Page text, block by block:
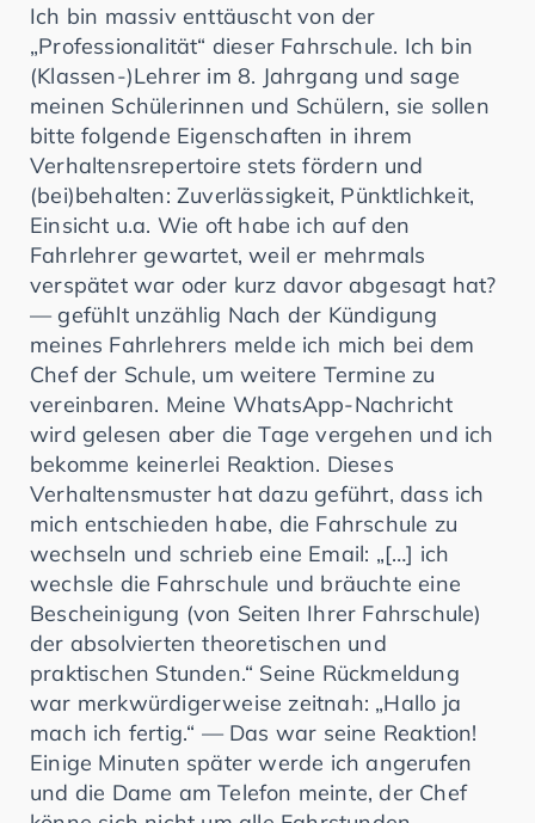
Ich bin massiv enttäuscht von der
„Professionalität“ dieser Fahrschule. Ich bin
(Klassen-)Lehrer im 8. Jahrgang und sage
meinen Schülerinnen und Schülern, sie sollen
bitte folgende Eigenschaften in ihrem
Verhaltensrepertoire stets fördern und
(bei)behalten: Zuverlässigkeit, Pünktlichkeit,
Einsicht u.a. Wie oft habe ich auf den
Fahrlehrer gewartet, weil er mehrmals
verspätet war oder kurz davor abgesagt hat?
— gefühlt unzählig Nach der Kündigung
meines Fahrlehrers melde ich mich bei dem
Chef der Schule, um weitere Termine zu
vereinbaren. Meine WhatsApp-Nachricht
wird gelesen aber die Tage vergehen und ich
bekomme keinerlei Reaktion. Dieses
Verhaltensmuster hat dazu geführt, dass ich
mich entschieden habe, die Fahrschule zu
wechseln und schrieb eine Email: „[…] ich
wechsle die Fahrschule und bräuchte eine
Bescheinigung (von Seiten Ihrer Fahrschule)
der absolvierten theoretischen und
praktischen Stunden.“ Seine Rückmeldung
war merkwürdigerweise zeitnah: „Hallo ja
mach ich fertig.“ — Das war seine Reaktion!
Einige Minuten später werde ich angerufen
und die Dame am Telefon meinte, der Chef